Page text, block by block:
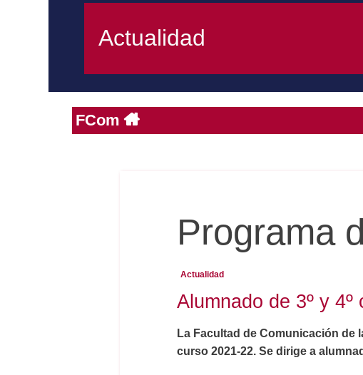
Actualidad
FCom
Programa
Actualidad
Alumnado de 3º y
La Facultad de Comunicación de
curso 2021-22. Se dirige a